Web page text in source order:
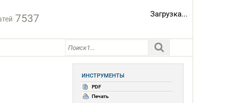
7537 Загрузка...
ИНСТРУМЕНТЫ
PDF
Печать